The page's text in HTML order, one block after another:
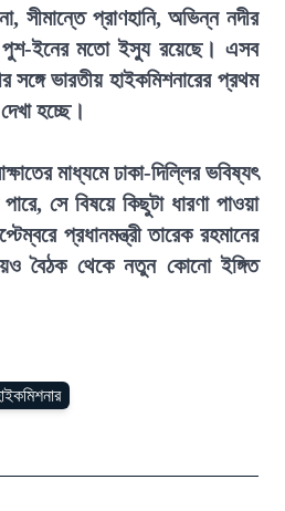
সীমান্তে প্রাণহানি, অভিন্ন নদীর
পুশ-ইনের মতো ইস্যু রয়েছে। এসব
সঙ্গে ভারতীয় হাইকমিশনারের প্রথম
হচ্ছে।
মাধ্যমে ঢাকা-দিল্লির ভবিষ্যৎ
সে বিষয়ে কিছুটা ধারণা পাওয়া
প্রধানমন্ত্রী তারেক রহমানের
বৈঠক থেকে নতুন কোনো ইঙ্গিত